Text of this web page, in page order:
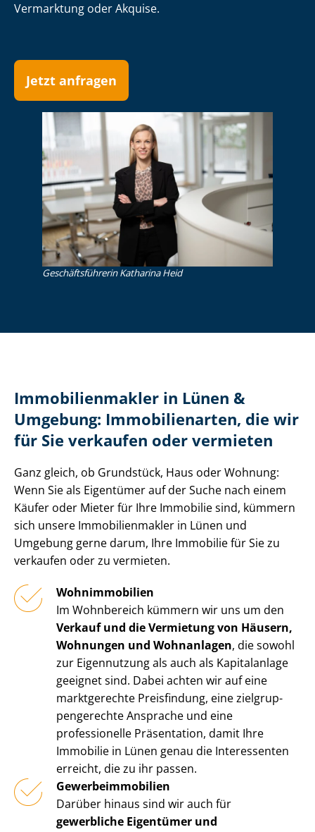
Vermarktung oder Akquise.
Jetzt anfragen
Ge­schäfts­füh­re­rin Katharina Heid
Im­mo­bi­li­en­mak­ler in Lünen &
Umgebung: Immobilienarten, die wir
für Sie verkaufen oder vermieten
Ganz gleich, ob Grundstück, Haus oder Wohnung:
Wenn Sie als Eigentümer auf der Suche nach einem
Käufer oder Mieter für Ihre Immobilie sind, kümmern
sich unsere Im­mo­bi­li­en­mak­ler in Lünen und
Umgebung gerne darum, Ihre Immobilie für Sie zu
verkaufen oder zu vermieten.
Wohnimmobilien
Im Wohnbereich kümmern wir uns um den
Verkauf und die Vermietung von Häusern,
Wohnungen und Wohnanlagen, die sowohl
zur Eigennutzung als auch als Kapitalanlage
geeignet sind. Dabei achten wir auf eine
marktgerechte Preisfindung, eine ziel­grup­
pen­ge­rech­te Ansprache und eine
professionelle Präsentation, damit Ihre
Immobilie in Lünen genau die Interessenten
erreicht, die zu ihr passen.
Ge­wer­be­im­mo­bi­li­en
Darüber hinaus sind wir auch für
gewerbliche Eigentümer und